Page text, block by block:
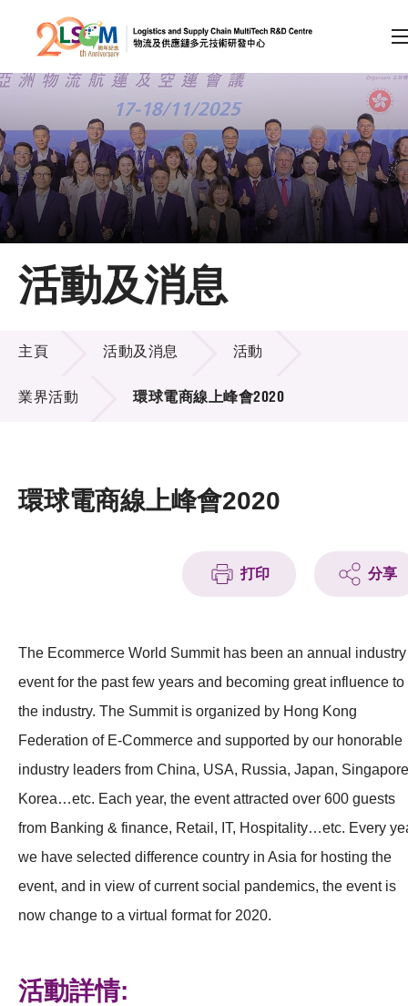
跳到內容（按回車鍵）
會員登入
A A EN 繁 简
主頁
關於LSCM
技術商品化
項目及資助計劃
活動及消息
科技分享
會籍
活動及消息
活動及消息
主頁 活動及消息 活動
業界活動 環球電商線上峰會2020
環球電商線上峰會2020
打印 分享
The Ecommerce World Summit has been an annual industry
event for the past few years and becoming great influence to
the industry. The Summit is organized by Hong Kong
Federation of E-Commerce and supported by our honorable
industry leaders from China, USA, Russia, Japan,
Korea…etc. Each year, the event attracted over 600 guests
from Banking & finance, Retail, IT, Hospitality…etc. Every
we have selected difference country in Asia for hosting the
event, and in view of current social pandemics, the event is
now change to a virtual format for 2020.
活動詳情: